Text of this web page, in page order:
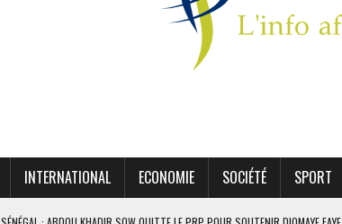
INTERNATIONAL ECONOMIE SOCIÉTÉ SPORT